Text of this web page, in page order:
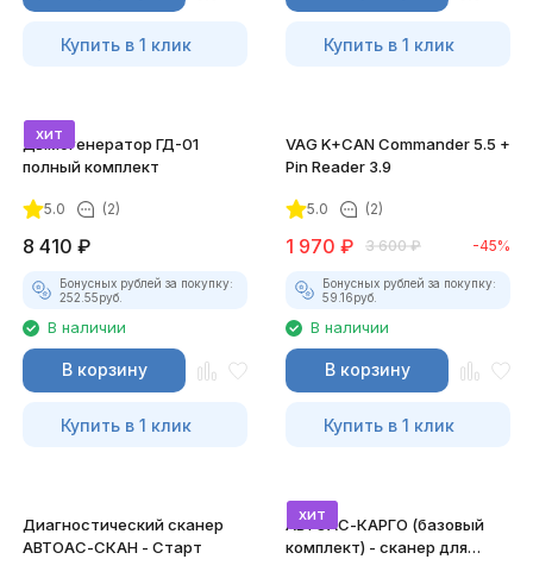
Купить в 1 клик Купить в 1 клик
хит
Дымогенератор ГД-01
полный комплект
5.0 (2)
8 410 ₽
Бонусных рублей за покупку:
252.55руб.
В наличии
В корзину
Купить в 1 клик
VAG K+CAN Commander 5.5 +
Pin Reader 3.9
5.0 (2)
1 970 ₽ 3 600 ₽ -45%
Бонусных рублей за покупку:
59.16руб.
В наличии
В корзину
Купить в 1 клик
Диагностический сканер
АВТОАС-СКАН - Старт
хит
АВТОАС-КАРГО (базовый
комплект) - сканер для